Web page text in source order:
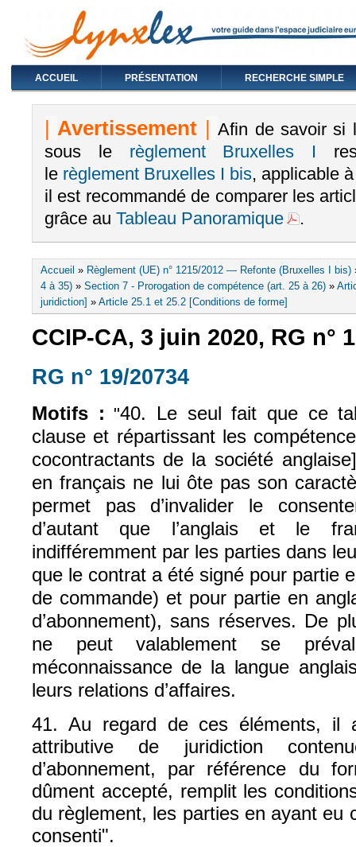
ACCUEIL PRÉSENTATION RECHERCHE SIMPLE
|Avertissement | Afin de savoir si
sous le règlement Bruxelles I
le règlement Bruxelles I bis, applicable
il est recommandé de comparer les
grâce au Tableau Panoramique .
Vous êtes ici
Accueil » Règlement (UE) n° 1215/2012 — Refonte (Bruxelles I bis)
4 à 35) » Section 7 - Prorogation de compétence (art. 25 à 26) »
juridiction] » Article 25.1 et 25.2 [Conditions de forme]
CCIP-CA, 3 juin 2020, RG n°
RG n° 19/20734
Motifs : "40. Le seul fait que ce
clause et répartissant les
cocontractants de la société
en français ne lui ôte pas son
permet pas d’invalider le
d’autant que l’anglais et le
indifféremment par les parties dans
que le contrat a été signé pour partie
de commande) et pour partie en
d’abonnement), sans réserves. De
ne peut valablement se
méconnaissance de la langue
leurs relations d’affaires.
41. Au regard de ces éléments, il
attributive de juridiction
d’abonnement, par référence du
dûment accepté, remplit les
du règlement, les parties en ayant eu
consenti".